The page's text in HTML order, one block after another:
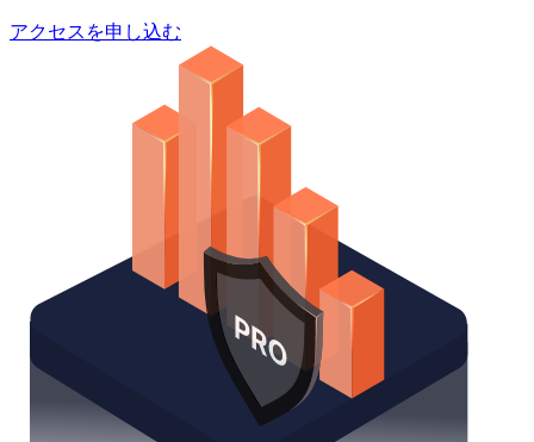
アクセスを申し込む